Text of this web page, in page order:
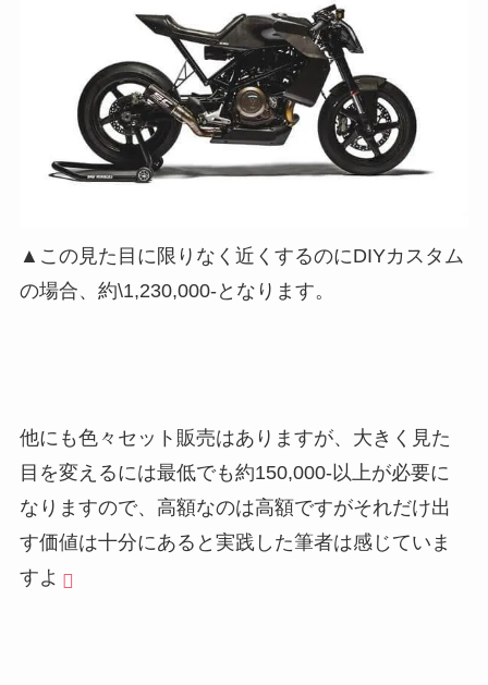
▲この見た目に限りなく近くするのにDIYカスタム
の場合、約\1,230,000-となります。
他にも色々セット販売はありますが、大きく見た
目を変えるには最低でも約150,000-以上が必要に
なりますので、高額なのは高額ですがそれだけ出
す価値は十分にあると実践した筆者は感じていま
すよ